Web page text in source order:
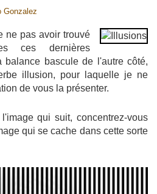
Gonzalez
ne pas avoir trouvé
ces dernières
balance bascule de l'autre côté,
illusion, pour laquelle je ne
de vous la présenter.
qui suit, concentrez-vous
qui se cache dans cette sorte